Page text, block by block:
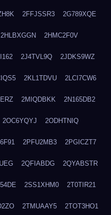
2FFJSSR3 2G789XQE
2HLBXGGN 2HMC2F0V
2J4TVL9Q 2JDKS9WZ
2KL1TDVU 2LCI7CW6
2MIQDBKK 2N165DB2
2OC6YQYJ 2ODHTNIQ
2PFU2MB3 2PGICZT7
2QFIABDG 2QYABSTR
2SS1XHM0 2T0TIR21
2TMUAAY5 2TOT3HO1